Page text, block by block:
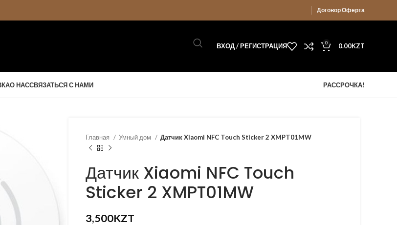
Договор Оферта
ВХОД / РЕГИСТРАЦИЯ 0 0.00KZT
О НАССВЯЗАТЬСЯ С НАМИ РАССРОЧКА!
Главная Умный дом Датчик Xiaomi NFC Touch Sticker 2 XMPT01MW
Датчик Xiaomi NFC Touch
Sticker 2 XMPT01MW
3,500KZT